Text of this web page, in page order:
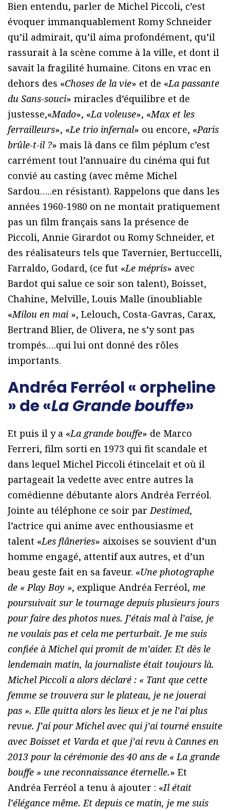
Bien entendu, parler de Michel Piccoli, c’est
évoquer immanquablement Romy Schneider
qu’il admirait, qu’il aima profondément, qu’il
rassurait à la scène comme à la ville, et dont il
savait la fragilité humaine. Citons en vrac en
dehors des «Choses de la vie» et de «La passante
du Sans-souci» miracles d’équilibre et de
justesse,«Mado», «La voleuse», «Max et les
ferrailleurs», «Le trio infernal» ou encore, «Paris
brûle-t-il ?» mais là dans ce film péplum c’est
carrément tout l’annuaire du cinéma qui fut
convié au casting (avec même Michel
Sardou…..en résistant). Rappelons que dans les
années 1960-1980 on ne montait pratiquement
pas un film français sans la présence de
Piccoli, Annie Girardot ou Romy Schneider, et
des réalisateurs tels que Tavernier, Bertuccelli,
Farraldo, Godard, (ce fut «Le mépris» avec
Bardot qui salue ce soir son talent), Boisset,
Chahine, Melville, Louis Malle (inoubliable
«Milou en mai », Lelouch, Costa-Gavras, Carax,
Bertrand Blier, de Olivera, ne s’y sont pas
trompés….qui lui ont donné des rôles
importants.
Andréa Ferréol « orpheline
» de «La Grande bouffe»
Et puis il y a «La grande bouffe» de Marco
Ferreri, film sorti en 1973 qui fit scandale et
dans lequel Michel Piccoli étincelait et où il
partageait la vedette avec entre autres la
comédienne débutante alors Andréa Ferréol.
Jointe au téléphone ce soir par Destimed,
l’actrice qui anime avec enthousiasme et
talent «Les flâneries» aixoises se souvient d’un
homme engagé, attentif aux autres, et d’un
beau geste fait en sa faveur. «Une photographe
de « Play Boy », explique Andréa Ferréol, me
poursuivait sur le tournage depuis plusieurs jours
pour faire des photos nues. J’étais mal à l’aise, je
ne voulais pas et cela me perturbait. Je me suis
confiée à Michel qui promit de m’aider. Et dès le
lendemain matin, la journaliste était toujours là.
Michel Piccoli a alors déclaré : « Tant que cette
femme se trouvera sur le plateau, je ne jouerai
pas ». Elle quitta alors les lieux et je ne l’ai plus
revue. J’ai pour Michel avec qui j’ai tourné ensuite
avec Boisset et Varda et que j’ai revu à Cannes en
2013 pour la cérémonie des 40 ans de « La grande
bouffe » une reconnaissance éternelle.» Et
Andréa Ferréol a tenu à ajouter : «Il était
l’élégance même. Et depuis ce matin, je me suis